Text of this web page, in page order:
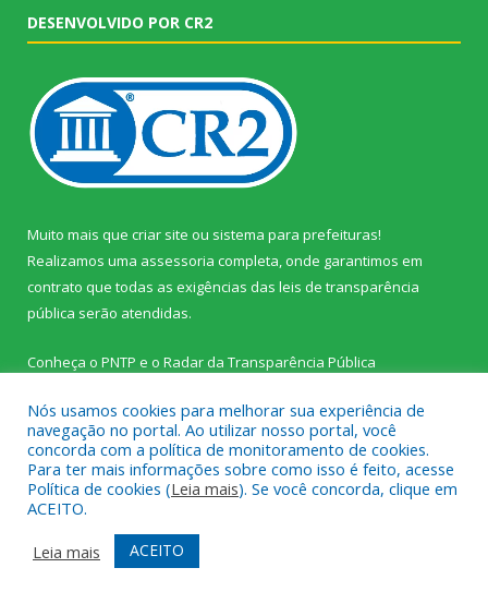
DESENVOLVIDO POR CR2
Muito mais que criar site ou sistema para prefeituras!
Realizamos uma assessoria completa, onde garantimos em
contrato que todas as exigências das leis de transparência
pública serão atendidas.
Conheça o PNTP e o Radar da Transparência Pública
Todos os direitos reservados a Prefeitura Municipal de Palestina
do Pará.
Mapa do Site
Acessar Área Administrativa
Acessar Webmail
Nós usamos cookies para melhorar sua experiência de
navegação no portal. Ao utilizar nosso portal, você
concorda com a política de monitoramento de cookies.
Para ter mais informações sobre como isso é feito, acesse
Política de cookies (Leia mais). Se você concorda, clique em
ACEITO.
Leia mais
ACEITO